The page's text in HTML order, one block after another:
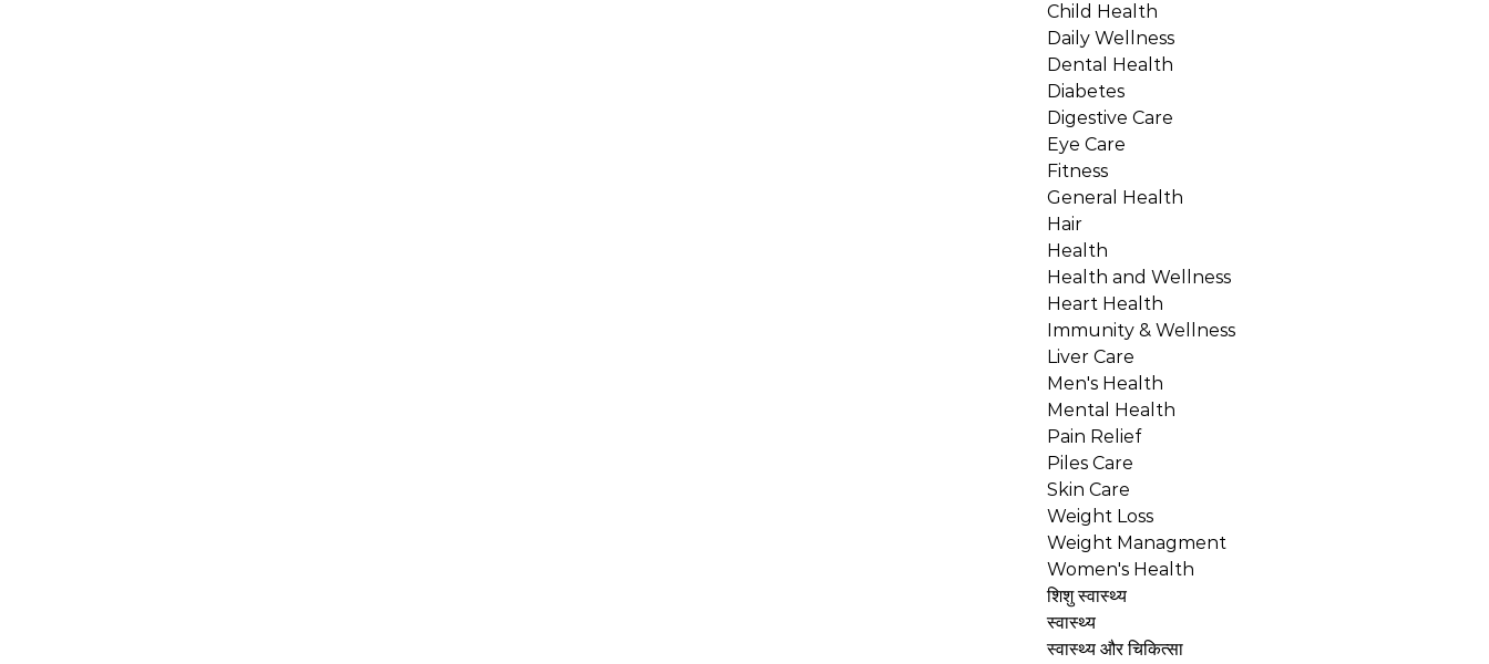
Child Health
Daily Wellness
Dental Health
Diabetes
Digestive Care
Eye Care
Fitness
General Health
Hair
Health
Health and Wellness
Heart Health
Immunity & Wellness
Liver Care
Men's Health
Mental Health
Pain Relief
Piles Care
Skin Care
Weight Loss
Weight Managment
Women's Health
शिशु स्वास्थ्य
स्वास्थ्य
स्वास्थ्य और चिकित्सा